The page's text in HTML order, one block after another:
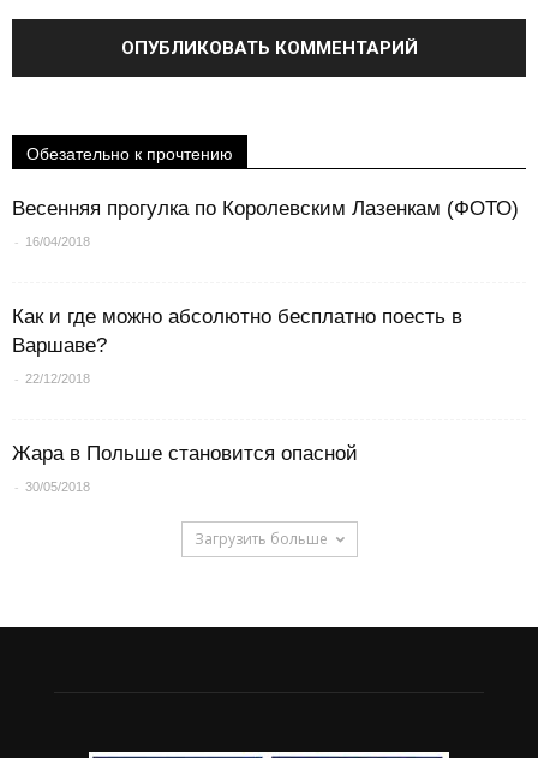
Обезательно к прочтению
Весенняя прогулка по Королевским Лазенкам (ФОТО)
- 16/04/2018
Как и где можно абсолютно бесплатно поесть в
Варшаве?
- 22/12/2018
Жара в Польше становится опасной
- 30/05/2018
Загрузить больше